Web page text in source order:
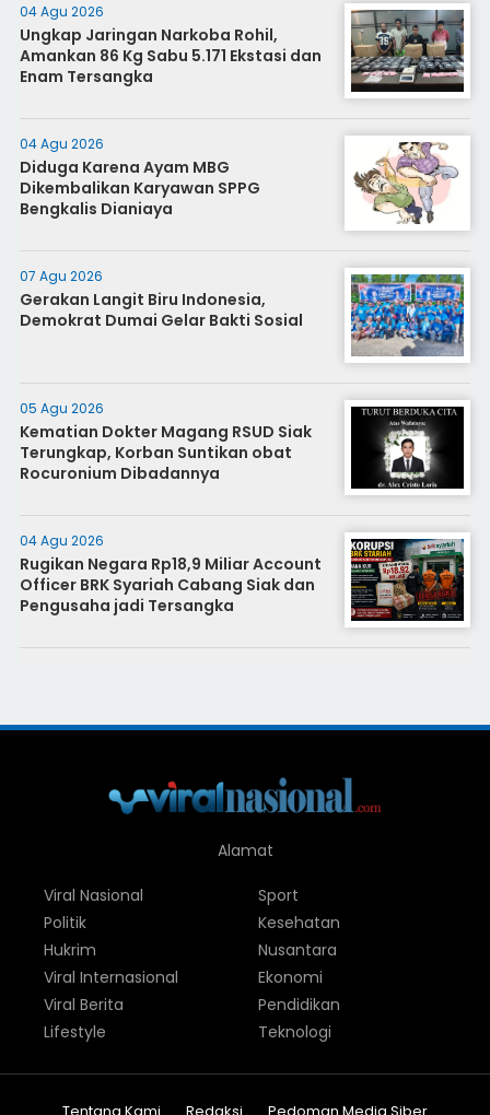
04 Agu 2026
Ungkap Jaringan Narkoba Rohil,
Amankan 86 Kg Sabu 5.171 Ekstasi dan
Enam Tersangka
04 Agu 2026
Diduga Karena Ayam MBG
Dikembalikan Karyawan SPPG
Bengkalis Dianiaya
07 Agu 2026
Gerakan Langit Biru Indonesia,
Demokrat Dumai Gelar Bakti Sosial
05 Agu 2026
Kematian Dokter Magang RSUD Siak
Terungkap, Korban Suntikan obat
Rocuronium Dibadannya
04 Agu 2026
Rugikan Negara Rp18,9 Miliar Account
Officer BRK Syariah Cabang Siak dan
Pengusaha jadi Tersangka
Alamat
Viral Nasional
Politik
Hukrim
Viral Internasional
Viral Berita
Lifestyle
Sport
Kesehatan
Nusantara
Ekonomi
Pendidikan
Teknologi